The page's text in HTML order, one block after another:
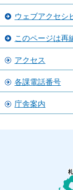
ウェブアクセシ
このページは再
アクセス
各課電話番号
庁舎案内